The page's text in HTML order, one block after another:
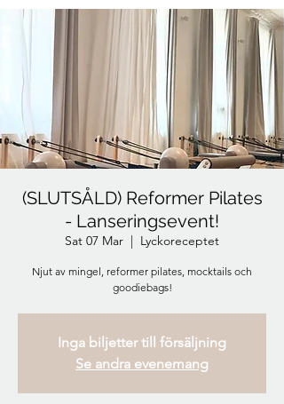
(SLUTSÅLD) Reformer Pilates
- Lanseringsevent!
Sat 07 Mar
  |
Lyckoreceptet
Njut av mingel, reformer pilates, mocktails och
goodiebags!
Inga biljetter till försäljning
Se andra evenemang